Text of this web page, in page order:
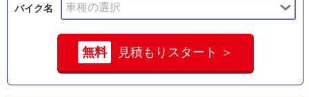
バイク名
無料 見積もりスタート ＞